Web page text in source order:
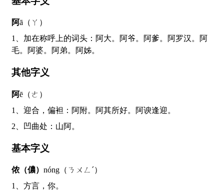
阿ā（ㄚ）
1、加在称呼上的词头：阿大。阿爷。阿爹。阿罗汉。阿
毛。阿婆。阿弟。阿姊。
其他字义
阿ē（ㄜ）
1、迎合，偏袒：阿附。阿其所好。阿谀逢迎。
2、凹曲处：山阿。
基本字义
侬（儂） nóng（ㄋㄨㄥˊ）
1、方言，你。